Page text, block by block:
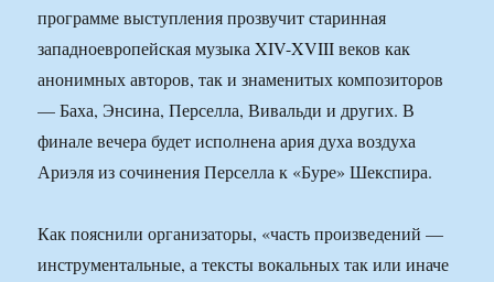
программе выступления прозвучит старинная
западноевропейская музыка XIV-XVIII веков как
анонимных авторов, так и знаменитых композиторов
— Баха, Энсина, Перселла, Вивальди и других. В
финале вечера будет исполнена ария духа воздуха
Ариэля из сочинения Перселла к «Буре» Шекспира.
Как пояснили организаторы, «часть произведений —
инструментальные, а тексты вокальных так или иначе